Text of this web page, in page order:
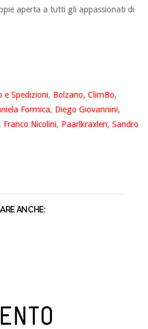
aperta a tutti gli appassionati di
e Spedizioni, Bolzano,ClimBo,
Formica, Diego Giovannini,
, Franco Nicolini, Paarlkraxlen,Sandro
ANCHE: